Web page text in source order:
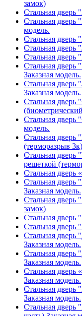
замок)
Стальная дверь
Стальная дверь
модель.
Стальная дверь
Стальная дверь
Стальная дверь
Стальная дверь
Заказная модель.
Стальная дверь
Заказная модель.
Стальная дверь
Стальная дверь
модель.
Стальная дверь
(терморазрыв 3к)
Стальная дверь
решеткой
Стальная дверь
Стальная дверь
Заказная модель.
Стальная дверь
замок)
Стальная дверь
Стальная дверь
Стальная дверь
Заказная модель.
Стальная дверь
Заказная модель.
Стальная дверь
Заказная модель.
Стальная дверь
Заказная модель.
Стальная дверь